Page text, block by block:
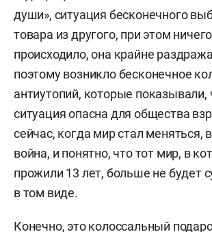
души», ситуация бесконечного
товара из другого, при этом
происходило, она крайне
поэтому возникло бесконечное
антиутопий, которые показывали,
ситуация опасна для общества
сейчас, когда мир стал меняться,
война, и понятно, что тот мир, в
прожили 13 лет, больше не будет
в том виде.
Конечно, это колоссальный